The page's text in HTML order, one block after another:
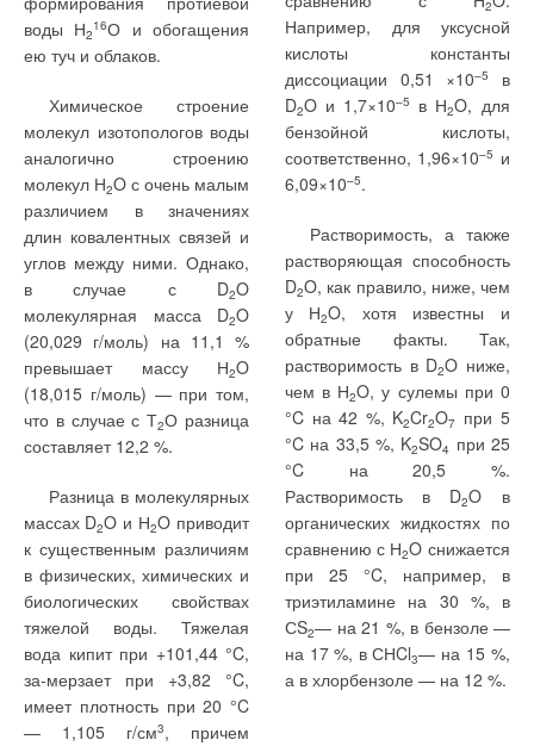
воды Н2
16О и обогащения
ею туч и облаков.
Химическое строение
молекул изотопологов воды
аналогично строению
молекул Н2O с очень малым
различием в значениях
длин ковалентных связей и
углов между ними. Однако,
в случае с D2O
молекулярная масса D2O
(20,029 г/моль) на 11,1 %
превышает массу Н2O
(18,015 г/моль) — при том,
что в случае с Т2О разница
составляет 12,2 %.
Разница в молекулярных
массах D2O и Н2O приводит
к существенным различиям
в физических, химических и
биологических свойствах
тяжелой воды. Тяжелая
вода кипит при +101,44 °C,
за-мерзает при +3,82 °C,
имеет плотность при 20 °C
— 1,105 г/см3, причем
2
Например, для уксусной
кислоты константы
диссоциации 0,51 ×10–5
в
D2O и 1,7×10–5 в Н2O, для
бензойной кислоты,
соответственно, 1,96×10–5 и
6,09×10–5.
Растворимость, а также
растворяющая способность
D2O, как правило, ниже, чем
у Н2O, хотя известны и
обратные факты. Так,
растворимость в D2O ниже,
чем в Н2O, у сулемы при 0
°C на 42 %, K2Cr2O7 при 5
°C на 33,5 %, K2SO4 при 25
°C на 20,5 %.
Растворимость в D2O в
органических жидкостях по
сравнению с Н2O снижается
при 25 °C, например, в
триэтиламине на 30 %, в
СS2— на 21 %, в бензоле —
на 17 %, в СНCl3— на 15 %,
а в хлорбензоле — на 12 %.
Энергоэффективность. — М.: АСВ, 2011.
3. ГОСТ 26254–84. Здания и сооружения. Методы определения
сопротивления теплопередаче ограждающих конструкций. — М.:
Изд-во стандартов, 1984.
4. Богословский В.Н.Строительная теплофизика. — М.: Высшая
5. СНиП 23-02–2003. Тепловая защита зданий. —М.: ГУП ЦПП,
2004.
Читайте по теме:
→
Влияние стак‑эффекта на систему противодымной
вентиляции в многоэтажных жилых зданиях
Свежий воздух без компромиссов: новые приточно-
вытяжные установки SHUFT UniMAX для квартиры и
частного дома
ЖУРНАЛ СОК ИЮНЬ 2026
→ Вентиляция жилых помещений
ЖУРНАЛ СОК ИЮНЬ 2026
→
Совершенствование отопительно-вентиляционных
систем коррекцией процессов регулирования
ЖУРНАЛ СОК ИЮНЬ 2026
Теплотехнические характеристики лучисто-конвективной
панели при эксплуатации в действующей котельной
ЖУРНАЛ СОК ИЮНЬ 2026
Уведомления отключены
Комментарии